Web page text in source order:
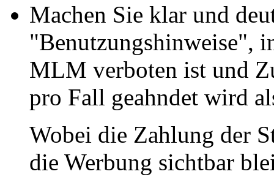
Machen Sie klar und
"Benutzungshinweise",
MLM verboten ist und
pro Fall geahndet wird
Wobei die Zahlung der
die Werbung sichtbar